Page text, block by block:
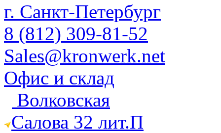
г. Санкт-Петербург
8 (812) 309-81-52
Sales@kronwerk.net
Офис и склад
Волковская
Салова 32 лит.П